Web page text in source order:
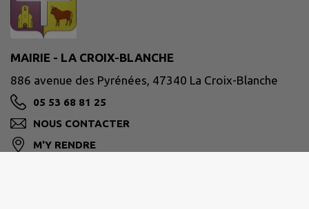
MAIRIE - LA CROIX-BLANCHE
886 avenue des Pyrénées, 47340 La Croix-Blanche
05 53 68 81 25
NOUS CONTACTER
M'Y RENDRE